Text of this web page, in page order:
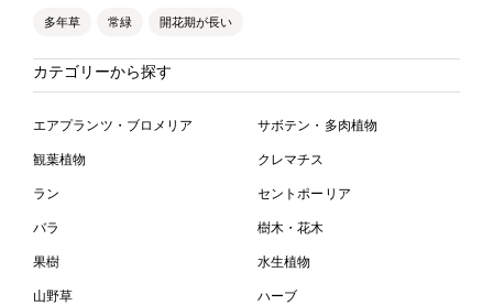
多年草 常緑 開花期が長い
カテゴリーから探す
エアプランツ・ブロメリア サボテン・多肉植物
観葉植物 クレマチス
ラン セントポーリア
バラ 樹木・花木
果樹 水生植物
山野草 ハーブ